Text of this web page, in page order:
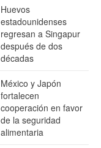
Huevos
estadounidenses
regresan a Singapur
después de dos
décadas
México y Japón
fortalecen
cooperación en favor
de la seguridad
alimentaria